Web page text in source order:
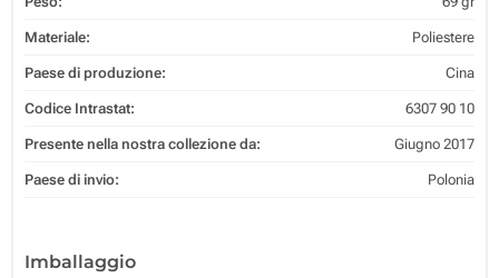
Materiale: Poliestere
Paese di produzione: Cina
Codice Intrastat: 6307 90 10
Presente nella nostra collezione da: Giugno 2017
Paese di invio: Polonia
Imballaggio